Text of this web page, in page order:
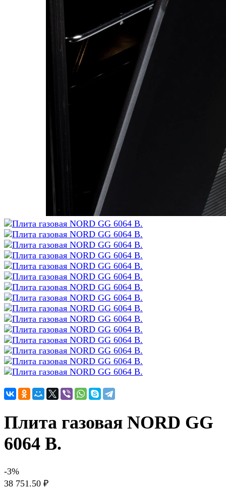
Плита газовая NORD GG
6064 B.
-3%
38 751.50 ₽